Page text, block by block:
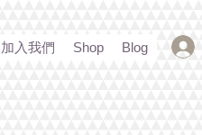
加入我們 Shop Blog